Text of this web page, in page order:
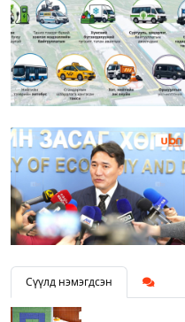
Сүүлд нэмэгдсэн